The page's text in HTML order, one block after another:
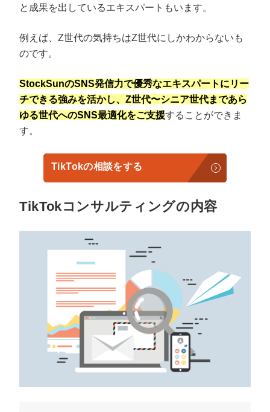
と成果を出しているエキスパートもいます。
例えば、Z世代の気持ちはZ世代にしかわからないも
のです。
StockSunのSNS発信力で優秀なエキスパートにリー
チできる強みを活かし、Z世代〜シニア世代まであら
ゆる世代へのSNS最適化をご支援することができま
す。
TikTokの相談をする
TikTokコンサルティングの内容